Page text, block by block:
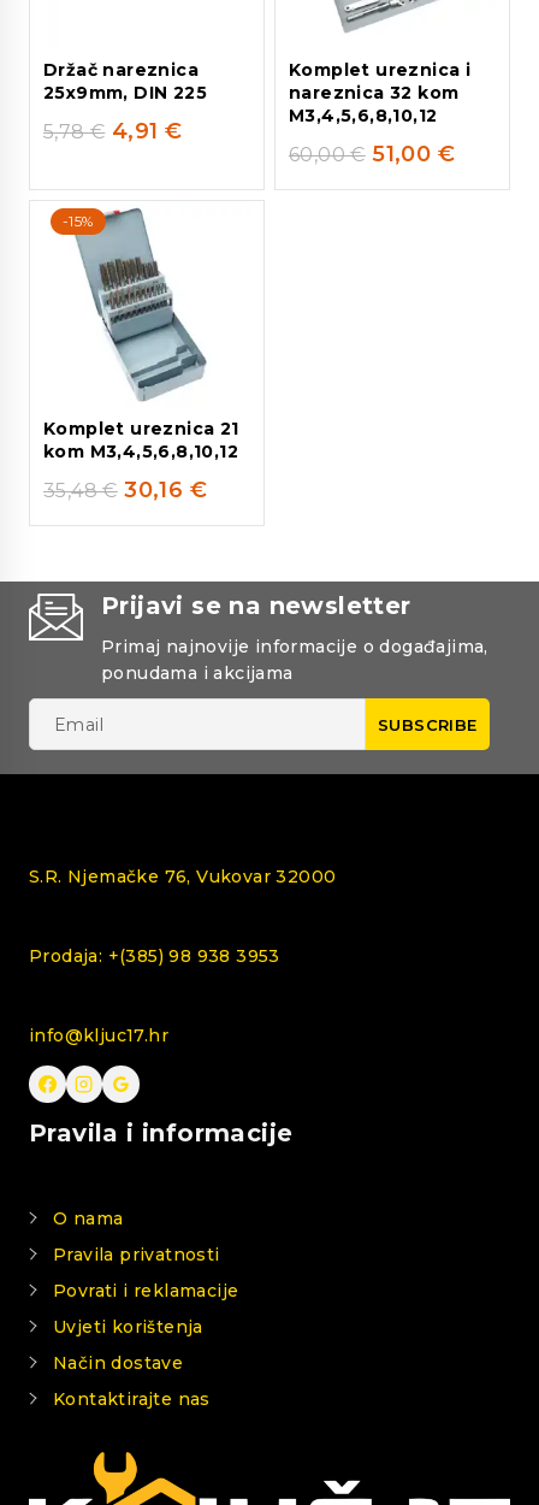
Držač nareznica
25x9mm, DIN 225
5,78€ 4,91 €
Komplet ureznica i
nareznica 32 kom
M3,4,5,6,8,10,12
60,00€ 51,00 €
-15%
Komplet ureznica 21
kom M3,4,5,6,8,10,12
35,48€ 30,16 €
Prijavi se na newsletter
Primaj najnovije informacije o događajima,
ponudama i akcijama
S.R. Njemačke 76, Vukovar 32000
Prodaja: +(385) 98 938 3953
info@kljuc17.hr
Pravila i informacije
O nama
Pravila privatnosti
Povrati i reklamacije
Uvjeti korištenja
Način dostave
Kontaktirajte nas